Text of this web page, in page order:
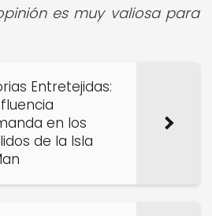
es muy valiosa para
Entretejidas:
en los
de la Isla